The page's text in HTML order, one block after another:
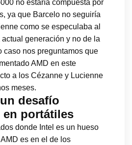
no estaría compuesta por
ya que Barcelo no seguiría
como se especulaba al
generación y no de la
caso nos preguntamos que
AMD en este
a los Cézanne y Lucienne
meses.
desafío
en portátiles
donde Intel es un hueso
es en el de los